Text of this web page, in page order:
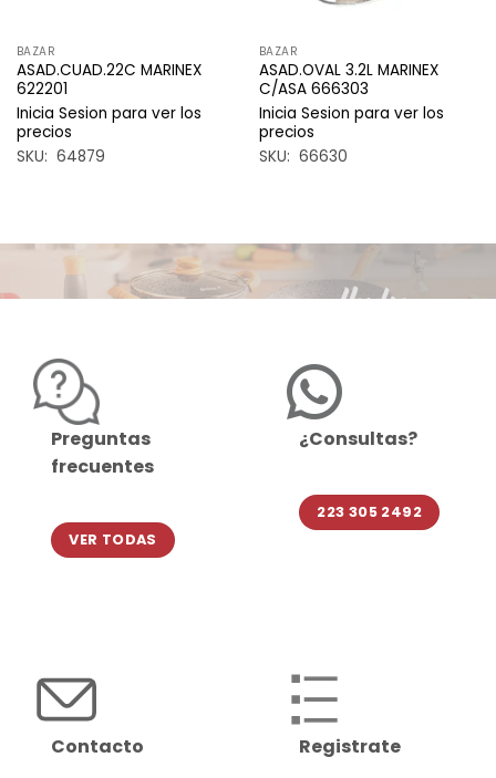
BAZAR
ASAD.CUAD.22C MARINEX
622201
Inicia Sesion para ver los
precios
SKU: 64879
BAZAR
ASAD.OVAL 3.2L MARINEX
C/ASA 666303
Inicia Sesion para ver los
precios
SKU: 66630
Preguntas
frecuentes
VER TODAS
¿Consultas?
223 305 2492
Contacto Registrate